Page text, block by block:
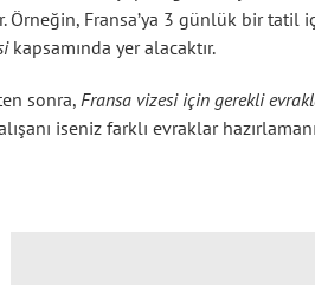
Örneğin, Fransa’ya 3 günlük bir tatil
kapsamında yer alacaktır.
sonra, Fransa vizesi için gerekli
iseniz farklı evraklar